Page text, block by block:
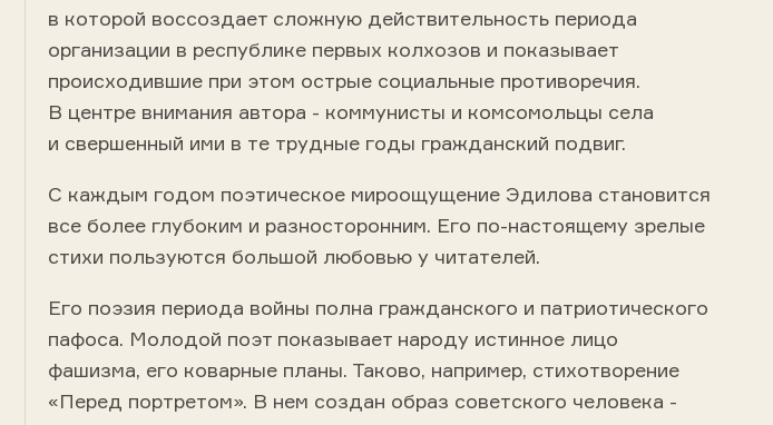
в которой воссоздает сложную действительность периода
организации в республике первых колхозов и показывает
происходившие при этом острые социальные противоречия.
В центре внимания автора - коммунисты и комсомольцы села
и свершенный ими в те трудные годы гражданский подвиг.
С каждым годом поэтическое мироощущение Эдилова становится
все более глубоким и разносторонним. Его по-настоящему зрелые
стихи пользуются большой любовью у читателей.
Его поэзия периода войны полна гражданского и патриотического
пафоса. Молодой поэт показывает народу истинное лицо
фашизма, его коварные планы. Таково, например, стихотворение
«Перед портретом». В нем создан образ советского человека -